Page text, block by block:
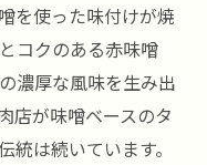
を使った味付けが焼
コクのある赤味噌
濃厚な風味を生み出
店が味噌ベースのタ
統は続いています。